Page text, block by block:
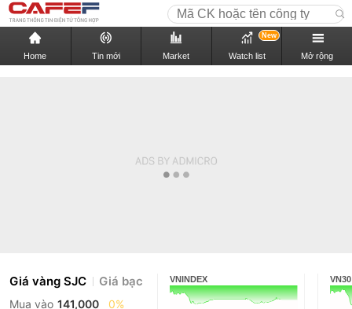
Home Tin mới Market Watch list
New
Mở rộng
Giá vàng SJC Giá bạc
Mua vào 141,000
0%
VNINDEX VN30